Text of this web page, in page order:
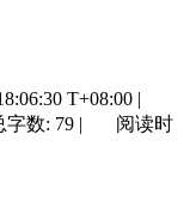
T+08:00 |
字数: 79 |
阅读时